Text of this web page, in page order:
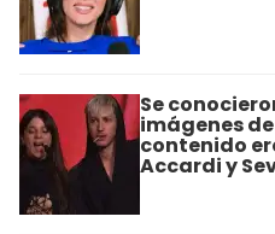
Se
imágenes
contenido
Accardi y